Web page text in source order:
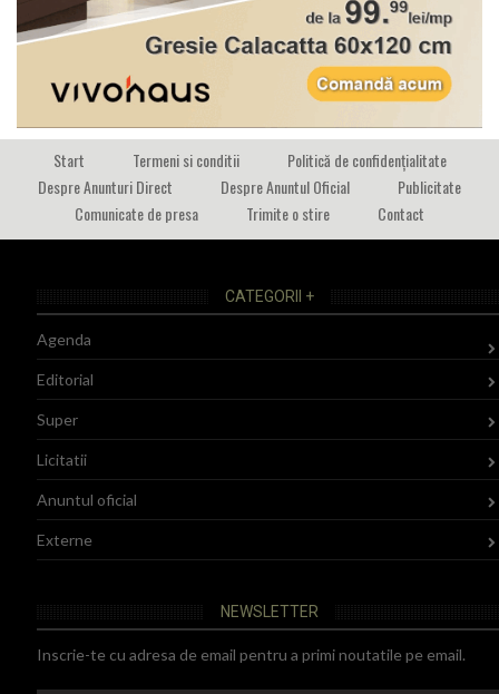
Start Termeni si conditii
Politică de confidențialitate
Despre Anunturi Direct
Despre Anuntul Oficial
Publicitate
Comunicate de presa
Trimite o stire Contact
CATEGORII +
Agenda
Editorial
Super
Licitatii
Anuntul oficial
Externe
NEWSLETTER
Inscrie-te cu adresa de email pentru a primi noutatile pe email.